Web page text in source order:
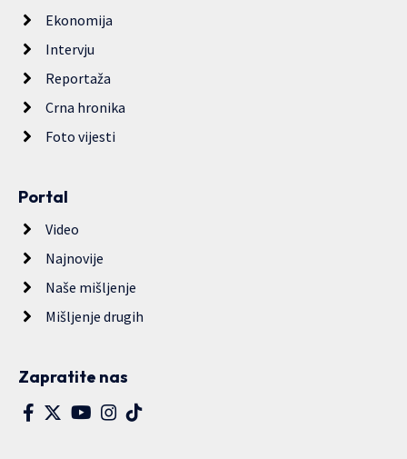
Ekonomija
Intervju
Reportaža
Crna hronika
Foto vijesti
Portal
Video
Najnovije
Naše mišljenje
Mišljenje drugih
Zapratite nas